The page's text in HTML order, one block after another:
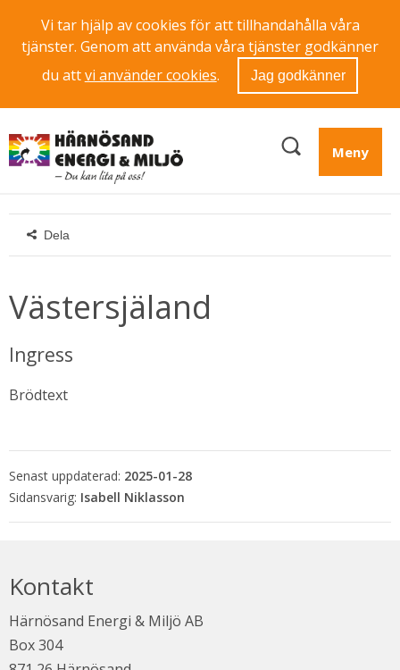
Vi tar hjälp av cookies för att tillhandahålla våra
tjänster. Genom att använda våra tjänster godkänner
du attvi använder cookies. Jag godkänner
Meny
Dela
Västersjäland
Ingress
Brödtext
Senast uppdaterad: 2025-01-28
Isabell Niklasson
Kontakt
Härnösand Energi & Miljö AB
Box 304